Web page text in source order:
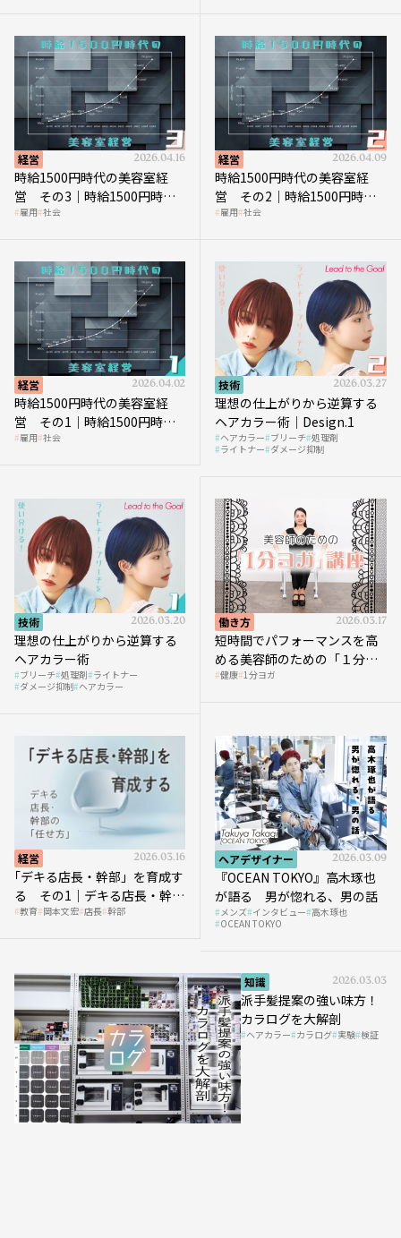
経営 2026.04.16
時給1500円時代の美容室経
営 その3｜時給1500円時
代、美容業はどのような影響
雇用 社会
経営 2026.04.09
時給1500円時代の美容室経
営 その2｜時給1500円時代
に支払う給与はいくらなのか
雇用 社会
経営 2026.04.02
時給1500円時代の美容室経
営 その1｜時給1500円時代
へ向かう社会的背景
雇用 社会
技術 2026.03.27
理想の仕上がりから逆算する
ヘアカラー術｜Design.1
ヘアカラー ブリーチ 処理剤
ライトナー ダメージ抑制
技術 2026.03.20
理想の仕上がりから逆算する
ヘアカラー術
ブリーチ 処理剤 ライトナー
ダメージ抑制 ヘアカラー
働き方 2026.03.17
短時間でパフォーマンスを高
める美容師のための「１分ヨ
ガ」講座｜実践編
健康 1分ヨガ
経営 2026.03.16
｢デキる店長・幹部」を育成す
る その1｜デキる店長・幹部
の「任せ方」
教育 岡本文宏 店長 幹部
ヘアデザイナー 2026.03.09
『OCEAN TOKYO』高木琢也
が語る 男が惚れる、男の話
メンズ インタビュー 高木琢也
OCEAN TOKYO
知識 2026.03.03
派手髪提案の強い味方！
カラログを大解剖
ヘアカラー カラログ 実験 検証